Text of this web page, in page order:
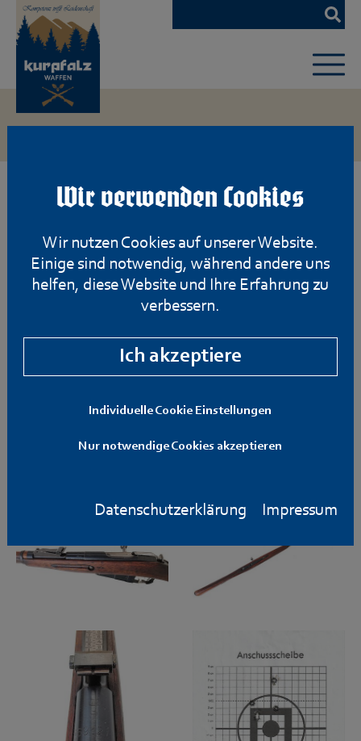
Wir verwenden Cookies
Wir nutzen Cookies auf unserer Website.
Einige sind notwendig, während andere uns
helfen, diese Website und Ihre Erfahrung zu
verbessern.
Ich akzeptiere
Individuelle Cookie Einstellungen
Nur notwendige Cookies akzeptieren
Datenschutzerklärung Impressum
Zum
Hauptinhalt
springen